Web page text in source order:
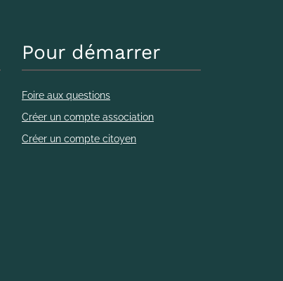
Pour démarrer
Foire aux questions
Créer un compte association
Créer un compte citoyen